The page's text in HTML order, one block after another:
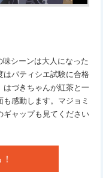
シーンは大人になった
はパティシエ試験に合格
づきちゃんが紅茶と一
感動します。マジョミ
ギャップも見てください